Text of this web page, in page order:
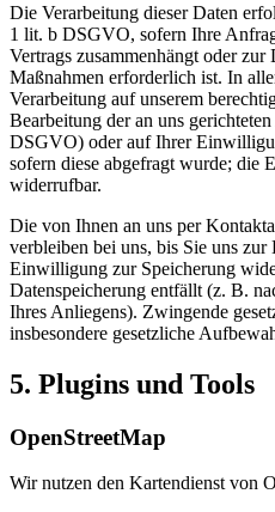
Die Verarbeitung dieser Daten
1 lit. b DSGVO, sofern Ihre
Vertrags zusammenhängt oder
Maßnahmen erforderlich ist. In
Verarbeitung auf unserem
Bearbeitung der an uns
DSGVO) oder auf Ihrer
sofern diese abgefragt wurde; die
widerrufbar.
Die von Ihnen an uns per
verbleiben bei uns, bis Sie uns
Einwilligung zur Speicherung
Datenspeicherung entfällt (z. B.
Ihres Anliegens). Zwingende
insbesondere gesetzliche
5. Plugins und Tools
OpenStreetMap
Wir nutzen den Kartendienst von